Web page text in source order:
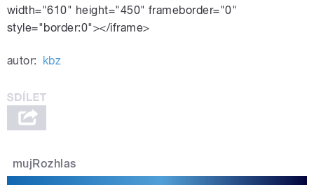
width="610" height="450" frameborder="0"
style="border:0"></iframe>
autor: kbz
mujRozhlas